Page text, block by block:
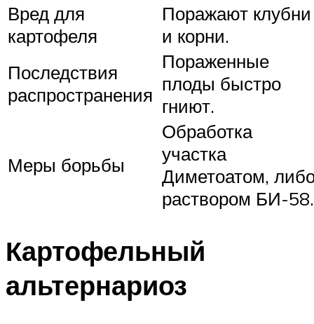
Вред для
картофеля
Поражают клубни
и корни.
Последствия
распространения
Пораженные
плоды быстро
гниют.
Меры борьбы
Обработка
участка
Диметоатом,
раствором БИ-58.
Картофельный
альтернариоз